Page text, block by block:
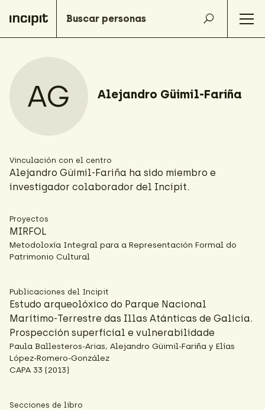
AG Alejandro Güimil-Fariña
Vinculación con el centro
Alejandro Güimil-Fariña ha sido miembro e
investigador colaborador del Incipit.
Proyectos
MIRFOL
Metodoloxía Integral para a Representación Formal do
Patrimonio Cultural
Publicaciones del Incipit
Estudo arqueolóxico do Parque Nacional
Marítimo-Terrestre das Illas Atánticas de Galicia.
Prospección superficial e vulnerabilidade
Paula Ballesteros-Arias, Alejandro Güimil-Fariña y Elías
López-Romero-González
CAPA 33 (2013)
Secciones de libro